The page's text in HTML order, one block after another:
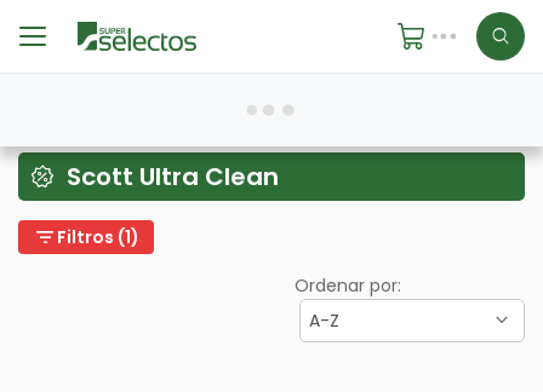
Scott Ultra Clean
filter_list Filtros (1)
Ordenar por:
A-Z